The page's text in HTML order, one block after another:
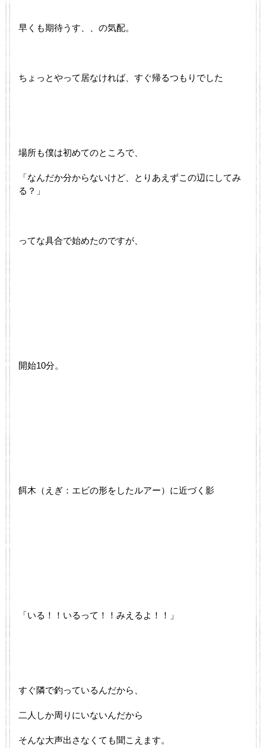
早くも期待うす、、の気配。
ちょっとやって居なければ、すぐ帰るつもりでした
場所も僕は初めてのところで、
「なんだか分からないけど、とりあえずこの辺にしてみ
る？」
ってな具合で始めたのですが、
開始10分。
餌木（えぎ：エビの形をしたルアー）に近づく影
「いる！！いるって！！みえるよ！！」
すぐ隣で釣っているんだから、
二人しか周りにいないんだから
そんな大声出さなくても聞こえます。